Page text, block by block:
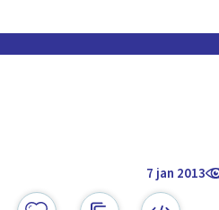
7 jan 2013